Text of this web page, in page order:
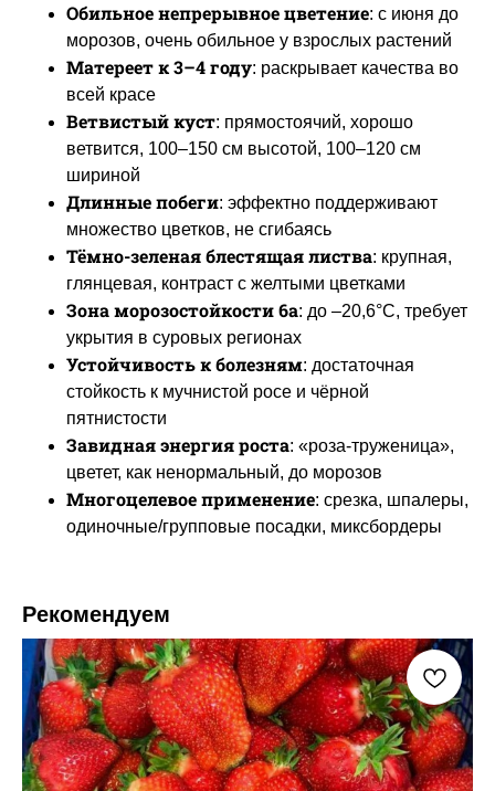
Обильное непрерывное цветение: с июня до
морозов, очень обильное у взрослых растений
Матереет к 3–4 году: раскрывает качества во
всей красе
Ветвистый куст: прямостоячий, хорошо
ветвится, 100–150 см высотой, 100–120 см
шириной
Длинные побеги: эффектно поддерживают
множество цветков, не сгибаясь
Тёмно-зеленая блестящая листва: крупная,
глянцевая, контраст с желтыми цветками
Зона морозостойкости 6a: до –20,6°C, требует
укрытия в суровых регионах
Устойчивость к болезням: достаточная
стойкость к мучнистой росе и чёрной
пятнистости
Завидная энергия роста: «роза-труженица»,
цветет, как ненормальный, до морозов
Многоцелевое применение: срезка, шпалеры,
одиночные/групповые посадки, миксбордеры
Рекомендуем